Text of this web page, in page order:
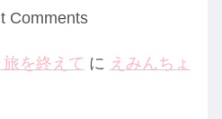
Comments
を終えて に えみんちょ